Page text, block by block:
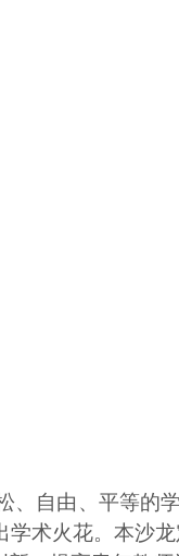
自由、平等
术火花。本沙